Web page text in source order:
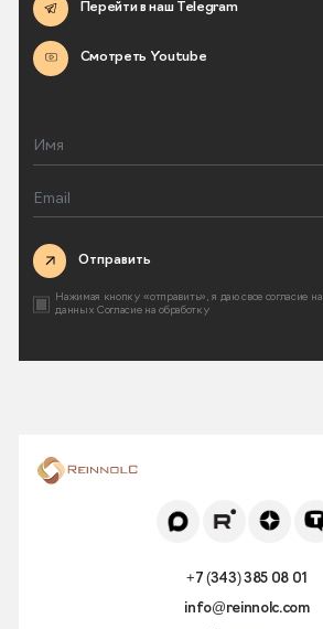
Перейти в наш Telegram
Смотреть Youtube
Отправить
Нажимая кнопку «отправить», я даю свое согласие на
данных Согласие на обработку
+7 (343) 385 08 01
info@reinnolc.com